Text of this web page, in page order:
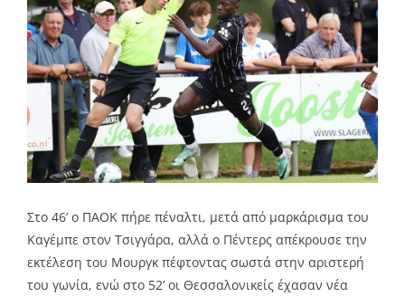
Στο 46’ ο ΠΑΟΚ πήρε πέναλτι, μετά από μαρκάρισμα του
Καγέμπε στον Τσιγγάρα, αλλά ο Πέντερς απέκρουσε την
εκτέλεση του Μουργκ πέφτοντας σωστά στην αριστερή
του γωνία, ενώ στο 52’ οι Θεσσαλονικείς έχασαν νέα